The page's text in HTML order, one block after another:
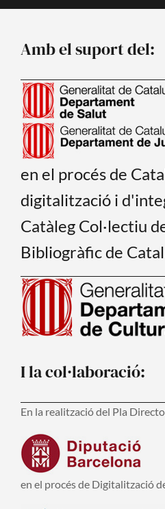
k
Amb el suport del:
en el procés de
digitalització i
Catàleg Col·lectiu
Bibliogràfic de
I la col·laboració:
En la realització del Pla
en el procés de Digitalització